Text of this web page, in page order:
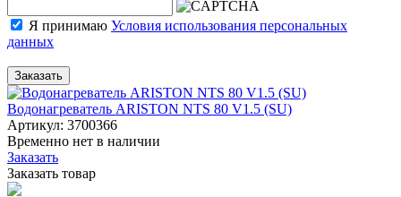
Я принимаю Условия использования персональных
данных
Заказать
Водонагреватель ARISTON NTS 80 V1.5 (SU)
Артикул: 3700366
Временно нет в наличии
Заказать
Заказать товар